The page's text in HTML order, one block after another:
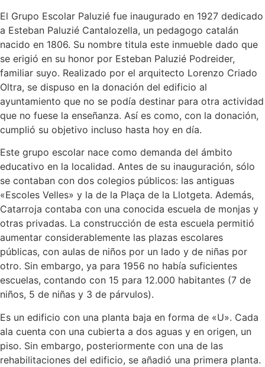
El Grupo Escolar Paluzié fue inaugurado en 1927 dedicado
a Esteban Paluzié Cantalozella, un pedagogo catalán
nacido en 1806. Su nombre titula este inmueble dado que
se erigió en su honor por Esteban Paluzié Podreider,
familiar suyo. Realizado por el arquitecto Lorenzo Criado
Oltra, se dispuso en la donación del edificio al
ayuntamiento que no se podía destinar para otra actividad
que no fuese la enseñanza. Así es como, con la donación,
cumplió su objetivo incluso hasta hoy en día.
Este grupo escolar nace como demanda del ámbito
educativo en la localidad. Antes de su inauguración, sólo
se contaban con dos colegios públicos: las antiguas
«Escoles Velles» y la de la Plaça de la Llotgeta. Además,
Catarroja contaba con una conocida escuela de monjas y
otras privadas. La construcción de esta escuela permitió
aumentar considerablemente las plazas escolares
públicas, con aulas de niños por un lado y de niñas por
otro. Sin embargo, ya para 1956 no había suficientes
escuelas, contando con 15 para 12.000 habitantes (7 de
niños, 5 de niñas y 3 de párvulos).
Es un edificio con una planta baja en forma de «U». Cada
ala cuenta con una cubierta a dos aguas y en origen, un
piso. Sin embargo, posteriormente con una de las
rehabilitaciones del edificio, se añadió una primera planta.